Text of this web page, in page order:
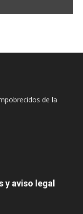
de la
y aviso legal